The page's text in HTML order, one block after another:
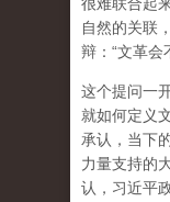
自然的关联
辩：“文革会
这个提问一
就如何定义
承认，当下
力量支持的
认，习近平